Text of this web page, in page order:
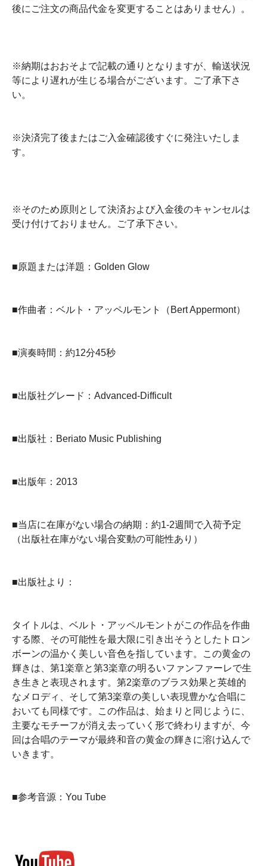
後にご注文の商品代金を変更することはありません）。
※納期はおおそよで記載の通りとなりますが、輸送状況
等により遅れが生じる場合がございます。ご了承下さ
い。
※決済完了後またはご入金確認後すぐに発注いたしま
す。
※そのため原則として決済および入金後のキャンセルは
受け付けておりません。ご了承下さい。
■原題または洋題：Golden Glow
■作曲者：ベルト・アッペルモント（Bert Appermont）
■演奏時間：約12分45秒
■出版社グレード：Advanced-Difficult
■出版社：Beriato Music Publishing
■出版年：2013
■当店に在庫がない場合の納期：約1-2週間で入荷予定
（出版社在庫がない場合変動の可能性あり）
■出版社より：
タイトルは、ベルト・アッペルモントがこの作品を作曲
する際、その可能性を最大限に引き出そうとしたトロン
ボーンの温かく美しい音色を指しています。この黄金の
輝きは、第1楽章と第3楽章の明るいファンファーレで生
き生きと表現されます。第2楽章のブラス効果と英雄的
なメロディ、そして第3楽章の美しい表現豊かな合唱に
おいても同様です。この作品は、始まりと同じように、
主要なモチーフが消え去っていく形で終わりますが、今
回は合唱のテーマが最終和音の黄金の輝きに溶け込んで
いきます。
■参考音源：You Tube